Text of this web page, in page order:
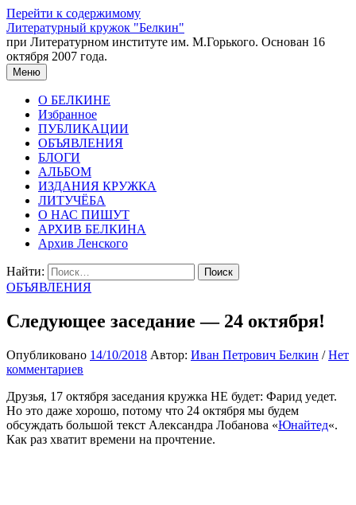
Перейти к содержимому
Литературный кружок "Белкин"
при Литературном институте им. М.Горького. Основан 16
октября 2007 года.
Меню
О БЕЛКИНЕ
Избранное
ПУБЛИКАЦИИ
ОБЪЯВЛЕНИЯ
БЛОГИ
АЛЬБОМ
ИЗДАНИЯ КРУЖКА
ЛИТУЧЁБА
О НАС ПИШУТ
АРХИВ БЕЛКИНА
Архив Ленского
Найти:
ОБЪЯВЛЕНИЯ
Следующее заседание — 24 октября!
Опубликовано 14/10/2018 Автор: Иван Петрович Белкин /Нет
комментариев
Друзья, 17 октября заседания кружка НЕ будет: Фарид уедет.
Но это даже хорошо, потому что 24 октября мы будем
обсуждать большой текст Александра Лобанова «Юнайтед«.
Как раз хватит времени на прочтение.